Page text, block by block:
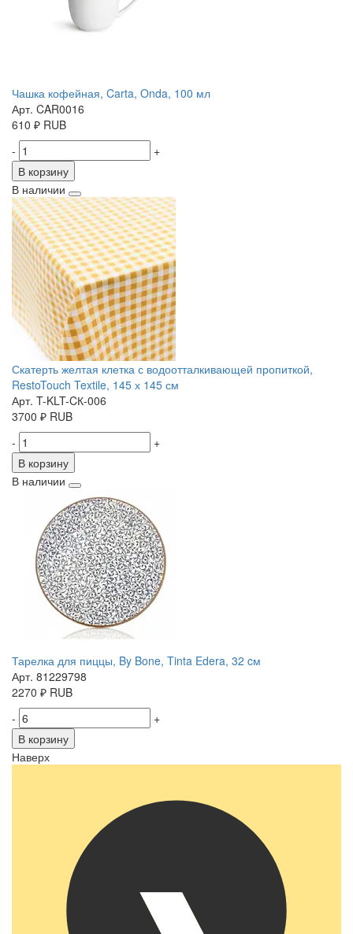
Чашка кофейная, Carta, Onda, 100 мл
Арт. CAR0016
610 ₽ RUB
-
+
В корзину
В наличии
Скатерть желтая клетка с водоотталкивающей пропиткой,
RestoTouch Textile, 145 х 145 см
Арт. T-KLT-CК-006
3700 ₽ RUB
-
+
В корзину
В наличии
Тарелка для пиццы, By Bone, Tinta Edera, 32 cм
Арт. 81229798
2270 ₽ RUB
-
+
В корзину
Наверх